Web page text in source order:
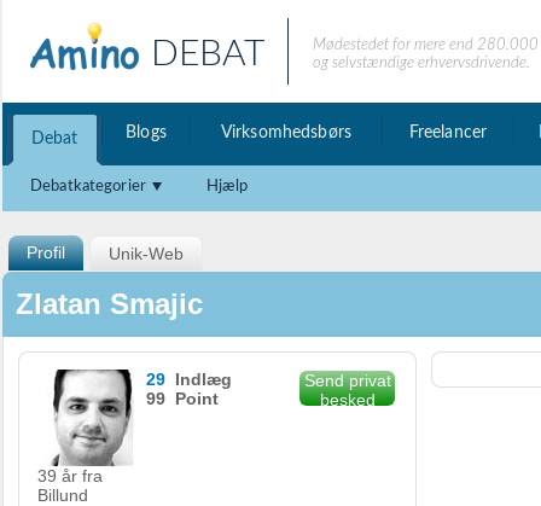
DEBAT
Mødestedet for mere end
og selvstændige erhvervsdrivende.
Debat Blogs Virksomhedsbørs Freelancer
Debatkategorier Hjælp
Profil Unik-Web
Zlatan Smajic
39 år fra
Billund
29 Indlæg
99 Point
Send privat
besked